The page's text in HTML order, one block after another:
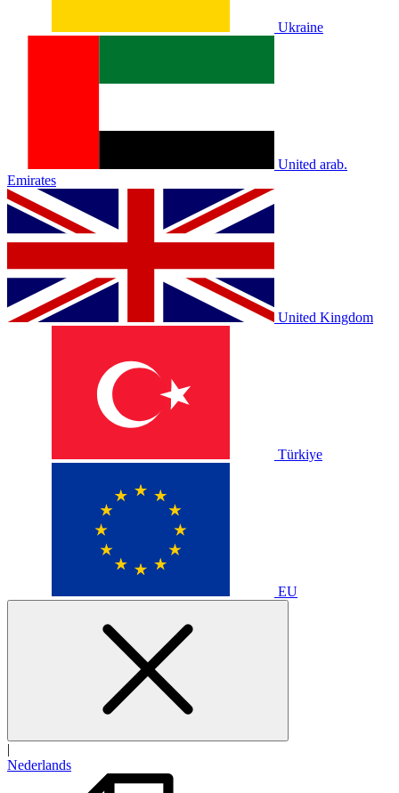
Ukraine
United arab.
Emirates
United Kingdom
Türkiye
EU
|
Nederlands